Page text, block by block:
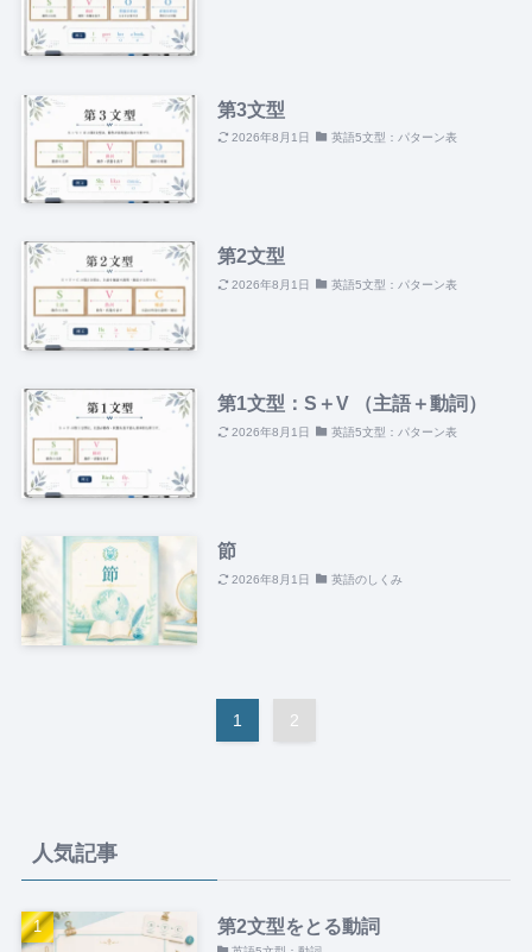
第3文型
2026年8月1日 英語5文型：パターン表
第2文型
2026年8月1日 英語5文型：パターン表
第1文型：S＋V （主語＋動詞）
2026年8月1日 英語5文型：パターン表
節
2026年8月1日 英語のしくみ
1 2
人気記事
第2文型をとる動詞